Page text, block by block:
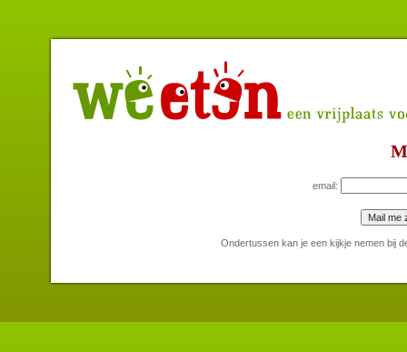
email:
Ondertussen kan je een kijkje nemen bij